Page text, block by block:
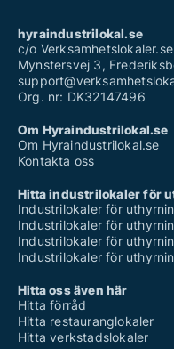
hyraindustrilokal.se
c/o Verksamhetslokaler.se
Mynstersvej 3,
Org. nr: DK32147496
Om Hyraindustrilokal.se
Om Hyraindustrilokal.se
Kontakta oss
Hitta industrilokaler för
Industrilokaler för
Industrilokaler för
Industrilokaler för
Industrilokaler för
Hitta oss även här
Hitta förråd
Hitta restauranglokaler
Hitta verkstadslokaler